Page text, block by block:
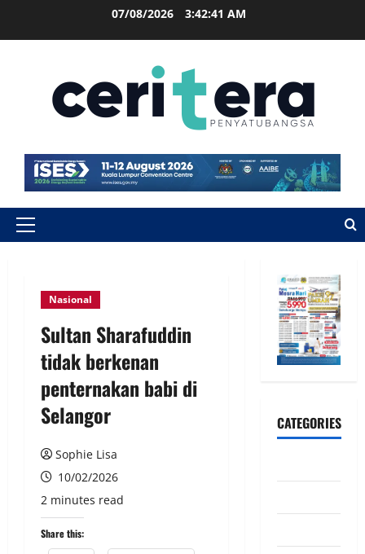
07/08/2026 3:42:42 AM
Nasional
Sultan Sharafuddin
tidak berkenan
penternakan babi di
Selangor
Sophie Lisa
10/02/2026
2 minutes read
Share this:
CATEGORIES